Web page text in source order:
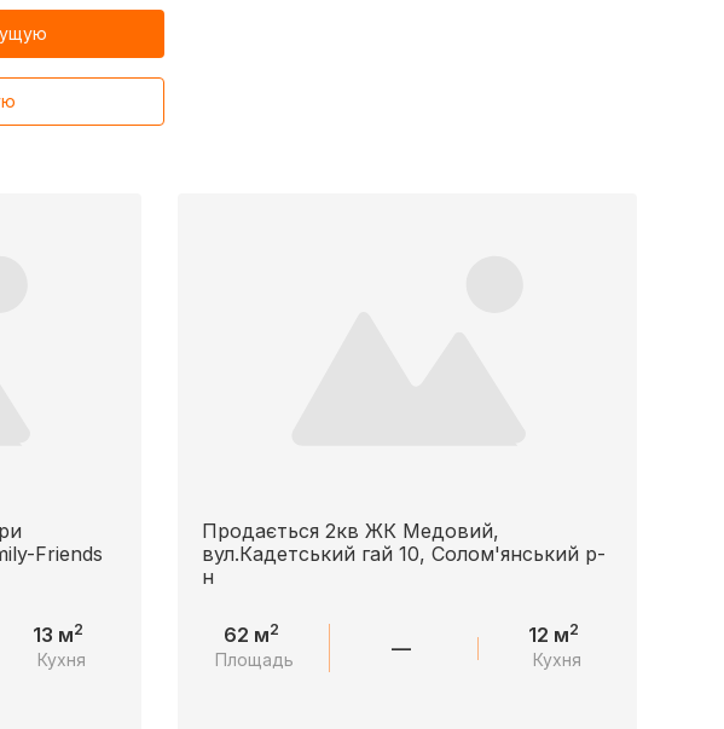
Friends
13 м2
Кухня
Продається 2кв ЖК Медовий,
вул.Кадетський гай 10, Солом'янський р-
н
62 м2
Площадь —
12 м2
Кухня